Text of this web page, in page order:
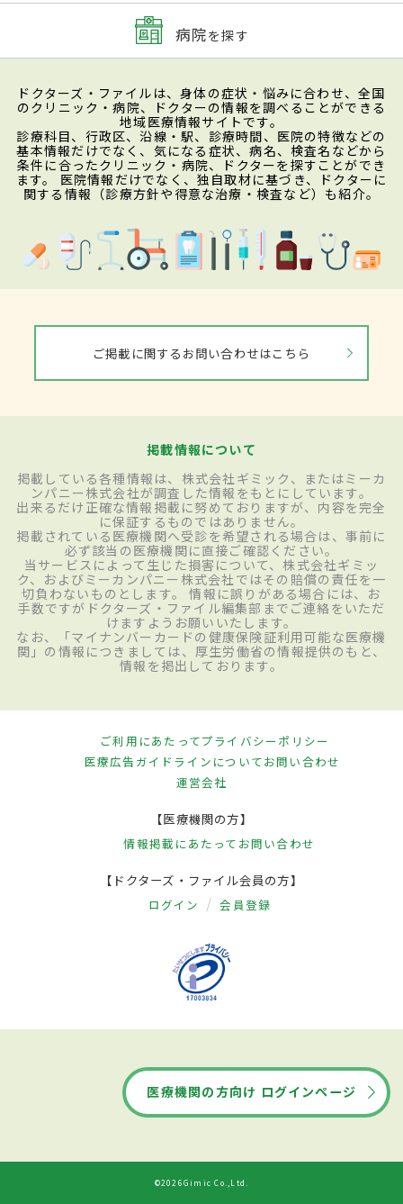
病院を探す
ドクターズ・ファイルは、身体の症状・悩みに合わせ、全国
のクリニック・病院、ドクターの情報を調べることができる
地域医療情報サイトです。
診療科目、行政区、沿線・駅、診療時間、医院の特徴などの
基本情報だけでなく、気になる症状、病名、検査名などから
条件に合ったクリニック・病院、ドクターを探すことができ
ます。 医院情報だけでなく、独自取材に基づき、ドクターに
関する情報（診療方針や得意な治療・検査など）も紹介。
ご掲載に関するお問い合わせはこちら
掲載情報について
掲載している各種情報は、株式会社ギミック、またはミーカ
ンパニー株式会社が調査した情報をもとにしています。
出来るだけ正確な情報掲載に努めておりますが、内容を完全
に保証するものではありません。
掲載されている医療機関へ受診を希望される場合は、事前に
必ず該当の医療機関に直接ご確認ください。
当サービスによって生じた損害について、株式会社ギミッ
ク、およびミーカンパニー株式会社ではその賠償の責任を一
切負わないものとします。 情報に誤りがある場合には、お
手数ですがドクターズ・ファイル編集部までご連絡をいただ
けますようお願いいたします。
なお、「マイナンバーカードの健康保険証利用可能な医療機
関」の情報につきましては、厚生労働省の情報提供のもと、
情報を掲出しております。
ご利用にあたってプライバシーポリシー
医療広告ガイドラインについてお問い合わせ
運営会社
【医療機関の方】
情報掲載にあたって お問い合わせ
【ドクターズ・ファイル会員の方】
ログイン 会員登録
医療機関の方向け ログインページ
©2026Gimic Co.,Ltd.